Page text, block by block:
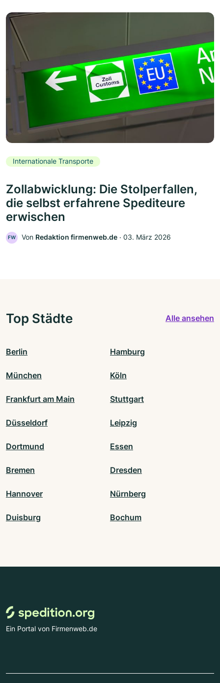
Internationale Transporte
Zollabwicklung: Die Stolperfallen,
die selbst erfahrene Spediteure
erwischen
FW Von Redaktion firmenweb.de ‧ 03. März 2026
Top Städte Alle ansehen
Berlin Hamburg
München Köln
Frankfurt am Main Stuttgart
Düsseldorf Leipzig
Dortmund Essen
Bremen Dresden
Hannover Nürnberg
Duisburg Bochum
Ein Portal von Firmenweb.de